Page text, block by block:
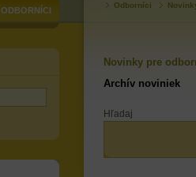
ODBORNÍCI
Odborníci
Novinky pre
Archív noviniek
Hľadaj